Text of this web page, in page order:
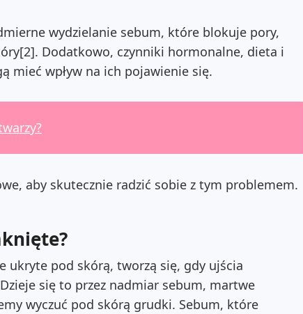
wydzielanie sebum, które blokuje pory,
Dodatkowo, czynniki hormonalne, dieta i
mieć wpływ na ich pojawienie się.
aby skutecznie radzić sobie z tym problemem.
ukryte pod skórą, tworzą się, gdy ujścia
się to przez nadmiar sebum, martwe
wyczuć pod skórą grudki. Sebum, które